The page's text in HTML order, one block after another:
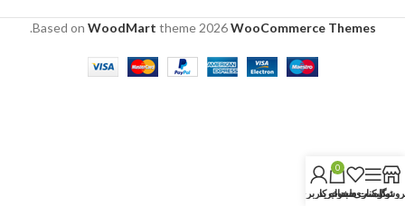
Based on WoodMart theme2026WooCommerce Themes
.
نوار کناری
لیست دلخواه
0
سبد خرید
حساب کاربری من